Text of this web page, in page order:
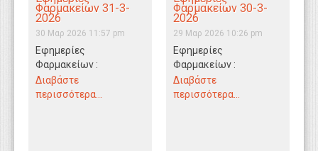
Φαρμακείων 31-3-
2026
30 Μαρ 2026 11:57 pm
Εφημερίες
Φαρμακείων :
Αλεξάνδρεια - Βέροια -
Νάουσα 31/3/2026
Διαβάστε
περισσότερα...
Φαρμακείων 30-3-
2026
29 Μαρ 2026 10:26 pm
Εφημερίες
Φαρμακείων :
Αλεξάνδρεια - Βέροια -
Νάουσα 30/3/2026
Διαβάστε
περισσότερα...